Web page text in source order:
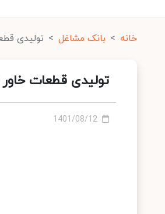
خانه بانک مشاغل تولیدی
تولیدی قطعات
1401/08/12